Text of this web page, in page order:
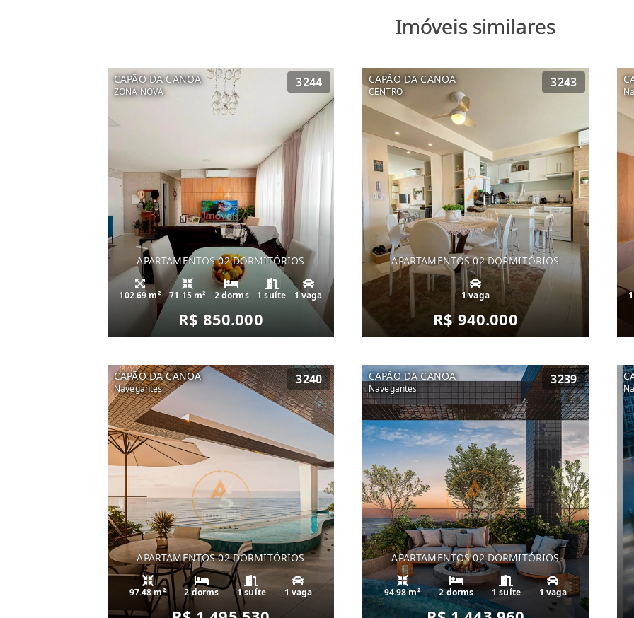
Imóveis similares
CAPÃO DA CANOA
ZONA NOVA
3244
APARTAMENTOS 02 DORMITÓRIOS
102.69 m² 71.15 m² 2 dorms 1 suíte 1 vaga
R$ 850.000
CAPÃO DA CANOA
CENTRO
3243
APARTAMENTOS 02 DORMITÓRIOS
1 vaga
R$ 940.000
CAPÃO DA CANOA
Navegantes
3240
APARTAMENTOS 02 DORMITÓRIOS
97.48 m² 2 dorms 1 suíte 1 vaga
CAPÃO DA CANOA
Navegantes
3239
APARTAMENTOS 02 DORMITÓRIOS
94.98 m² 2 dorms 1 suíte 1 vaga